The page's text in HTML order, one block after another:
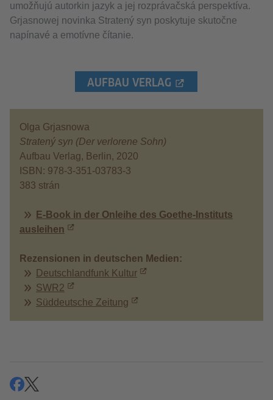
umožňujú autorkin jazyk a jej rozprávačská perspektíva.
Grjasnowej novinka Stratený syn poskytuje skutočne
napínavé a emotívne čítanie.
AUFBAU VERLAG
Olga Grjasnowa
Stratený syn (Der verlorene Sohn)
Aufbau Verlag, Berlin, 2020
ISBN: 978-3-351-03783-3
383 strán
E-Book in der Onleihe des Goethe-Instituts
ausleihen
Rezensionen in deutschen Medien:
Deutschlandfunk Kultur
SWR2
Süddeutsche Zeitung
zdieľať
zdieľať